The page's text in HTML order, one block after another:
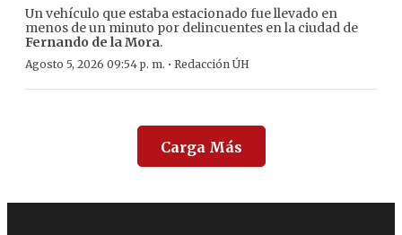
Un vehículo que estaba estacionado fue llevado en
menos de un minuto por delincuentes en la ciudad de
Fernando de la Mora.
Agosto 5, 2026 09:54 p. m. · Redacción ÚH
Carga Más